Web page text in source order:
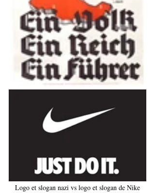
Logo et slogan nazi vs logo et slogan de Nike